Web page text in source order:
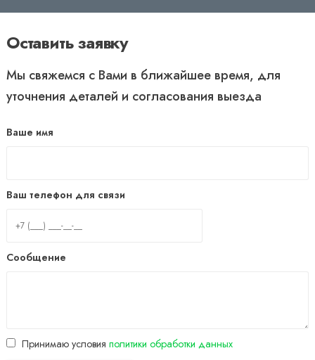
Оставить заявку
Мы свяжемся с Вами в ближайшее время, для
уточнения деталей и согласования выезда
Ваше имя
Ваш телефон для связи
Сообщение
Принимаю условия политики обработки данных